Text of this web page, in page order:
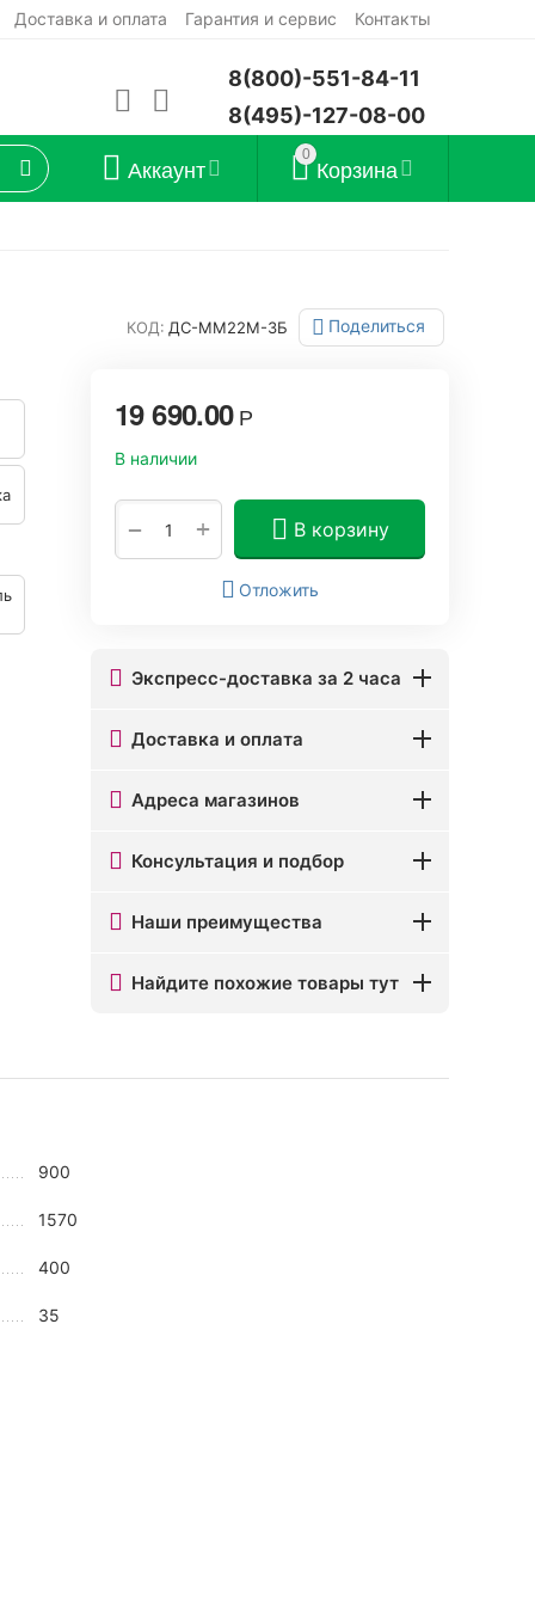
Доставка и оплата Гарантия и сервис Контакты
8(800)-551-84-11
8(495)-127-08-00
0 Корзина
Аккаунт
КОД: ДС-ММ22М-3Б Поделиться
19 690.00 Р
В наличии
+
− В корзину
Отложить
Экспресс-доставка за 2 часа
Доставка и оплата
Адреса магазинов
Консультация и подбор
Наши преимущества
Найдите похожие товары тут
900
1570
400
35